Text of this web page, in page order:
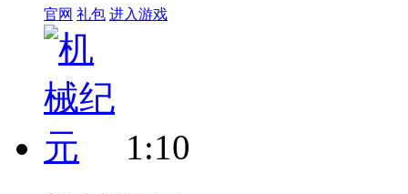
官网 礼包 进入游戏
1:10